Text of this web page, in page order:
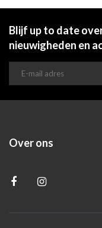
Blijf up to date
nieuwigheden en
Over ons